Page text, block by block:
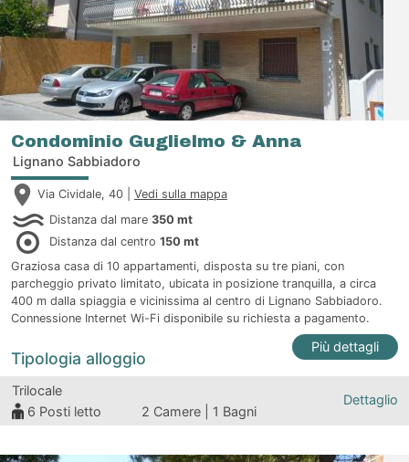
Condominio Guglielmo & Anna
Lignano Sabbiadoro
Via Cividale, 40 | Vedi sulla mappa
Distanza dal mare 350 mt
Distanza dal centro 150 mt
Graziosa casa di 10 appartamenti, disposta su tre piani, con
parcheggio privato limitato, ubicata in posizione tranquilla, a circa
400 m dalla spiaggia e vicinissima al centro di Lignano Sabbiadoro.
Connessione Internet Wi-Fi disponibile su richiesta a pagamento.
Più dettagli
Tipologia alloggio
Trilocale
6 Posti letto 2 Camere | 1 Bagni
Dettaglio